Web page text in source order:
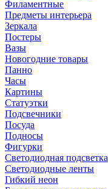
Филаментные
Предметы интерьера
Зеркала
Постеры
Вазы
Новогодние товары
Панно
Часы
Картины
Статуэтки
Подсвечники
Посуда
Подносы
Фигурки
Светодиодная подсветка
Светодиодные ленты
Гибкий неон